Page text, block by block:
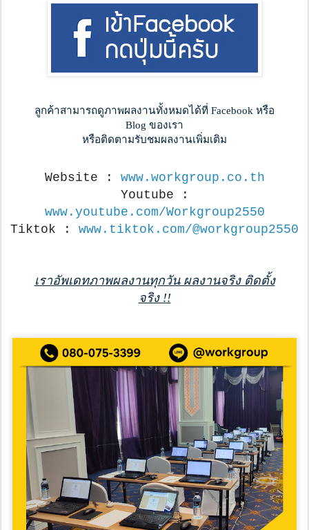
ลูกค้าสามารถดูภาพผลงานทั้งหมดได้ที่ Facebook หรือ
Blog ของเรา
หรือติดตามรับชมผลงานเพิ่มเติม
Website : www.workgroup.co.th
Youtube :
www.youtube.com/Workgroup2550
Tiktok : www.tiktok.com/@workgroup2550
เราอัพเดทภาพผลงานทุกวัน ผลงานจริง ติดตั้ง
จริง !!